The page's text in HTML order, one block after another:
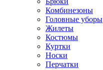
Комбинезоны
Головные уборы
Жилеты
Костюмы
Куртки
Носки
Перчатки